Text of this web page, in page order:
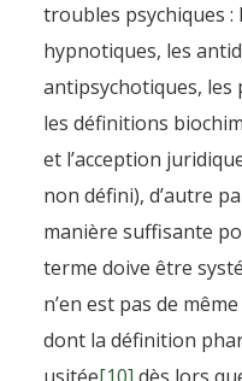
troubles psychiques :
hypnotiques, les
antipsychotiques, les
les définitions
et l’acception
non défini), d’autre
manière suffisante
terme doive être
n’en est pas de
dont la définition